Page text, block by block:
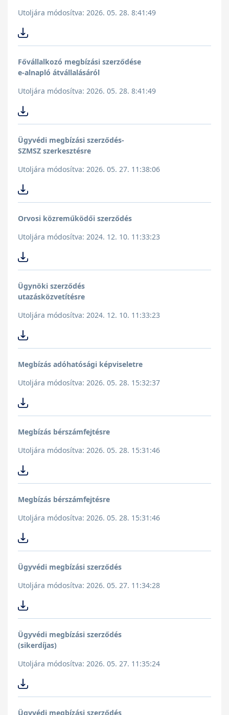
Utoljára módosítva: 2026. 05. 28. 8:41:49
Fővállalkozó megbízási szerződése
e-alnapló átvállalásáról
Utoljára módosítva: 2026. 05. 28. 8:41:49
Ügyvédi megbízási szerződés-
SZMSZ szerkesztésre
Utoljára módosítva: 2026. 05. 27. 11:38:06
Orvosi közreműködői szerződés
Utoljára módosítva: 2024. 12. 10. 11:33:23
Ügynöki szerződés
utazásközvetítésre
Utoljára módosítva: 2024. 12. 10. 11:33:23
Megbízás adóhatósági képviseletre
Utoljára módosítva: 2026. 05. 28. 15:32:37
Megbízás bérszámfejtésre
Utoljára módosítva: 2026. 05. 28. 15:31:46
Megbízás bérszámfejtésre
Utoljára módosítva: 2026. 05. 28. 15:31:46
Ügyvédi megbízási szerződés
Utoljára módosítva: 2026. 05. 27. 11:34:28
Ügyvédi megbízási szerződés
(sikerdíjas)
Utoljára módosítva: 2026. 05. 27. 11:35:24
Ügyvédi megbízási szerződés